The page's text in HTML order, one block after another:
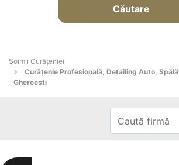
Căutare
Șoimii Curățeniei
Curățenie Profesională, Detailing Auto,
Ghercesti